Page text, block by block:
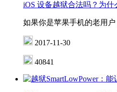
iOS 设备越狱合法吗？为什
如果你是苹果手机的老用
2017-11-30
40841